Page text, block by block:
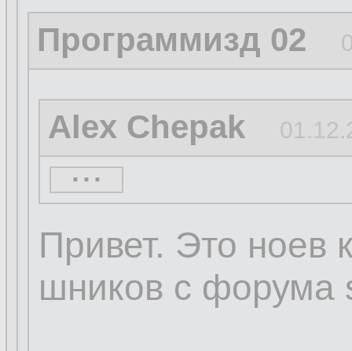
Программизд 02
Alex Chepak
......
Привет. Это ноев
шников с форума